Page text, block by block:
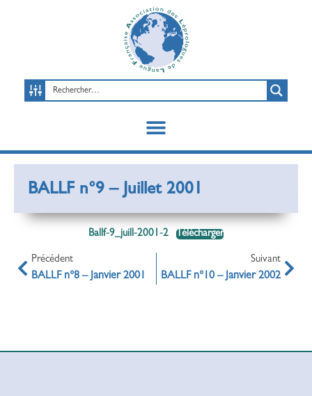
BALLF n°9 – Juillet 2001
Ballf-9_juill-2001-2 Télécharger
Précédent
BALLF n°8 – Janvier 2001
Suivant
BALLF n°10 – Janvier 2002